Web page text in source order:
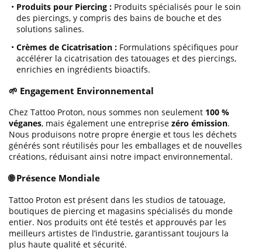
• Produits pour Piercing : Produits spécialisés pour le soin
des piercings, y compris des bains de bouche et des
solutions salines.
• Crèmes de Cicatrisation : Formulations spécifiques pour
accélérer la cicatrisation des tatouages et des piercings,
enrichies en ingrédients bioactifs.
🌱 Engagement Environnemental
Chez Tattoo Proton, nous sommes non seulement 100 %
véganes, mais également une entreprise zéro émission.
Nous produisons notre propre énergie et tous les déchets
générés sont réutilisés pour les emballages et de nouvelles
créations, réduisant ainsi notre impact environnemental.
🌐 Présence Mondiale
Tattoo Proton est présent dans les studios de tatouage,
boutiques de piercing et magasins spécialisés du monde
entier. Nos produits ont été testés et approuvés par les
meilleurs artistes de l’industrie, garantissant toujours la
plus haute qualité et sécurité.